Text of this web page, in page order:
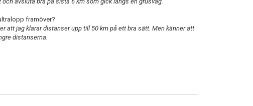
framöver?
att jag klarar distanser upp till 50 km på ett bra sätt. Men känner att
distanserna.